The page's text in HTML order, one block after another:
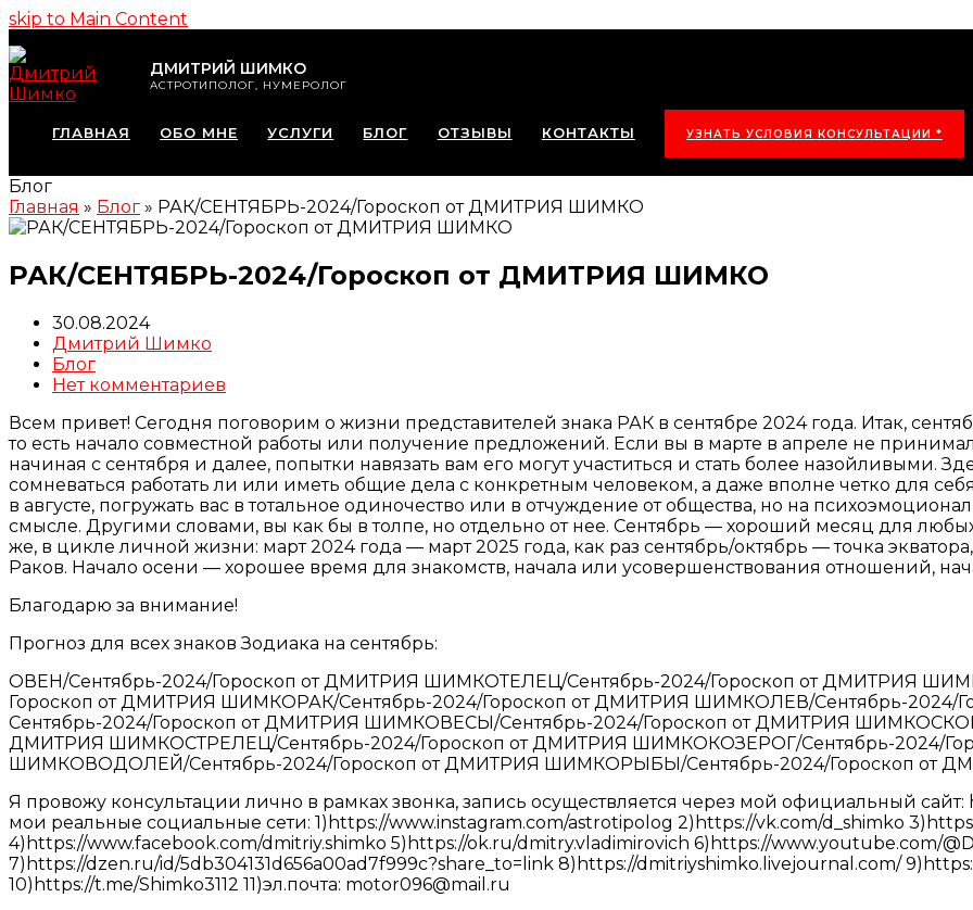
skip to Main Content
ДМИТРИЙ ШИМКО
АСТРОТИПОЛОГ, НУМЕРОЛОГ
ГЛАВНАЯ ОБО МНЕ УСЛУГИ БЛОГ ОТЗЫВЫ КОНТАКТЫ УЗНАТЬ УСЛОВИЯ КОНСУЛЬТАЦИИ *
Блог
Главная » Блог » РАК/СЕНТЯБРЬ-2024/Гороскоп от ДМИТРИЯ ШИМКО
РАК/СЕНТЯБРЬ-2024/Гороскоп от ДМИТРИЯ ШИМКО
30.08.2024
Дмитрий Шимко
Блог
Нет комментариев
Всем привет! Сегодня поговорим о жизни представителей знака РАК в сентябре 2024 года. Итак,
то есть начало совместной работы или получение предложений. Если вы в марте в апреле не
начиная с сентября и далее, попытки навязать вам его могут участиться и стать более назойливыми.
сомневаться работать ли или иметь общие дела с конкретным человеком, а даже вполне четко для
в августе, погружать вас в тотальное одиночество или в отчуждение от общества, но на
смысле. Другими словами, вы как бы в толпе, но отдельно от нее. Сентябрь — хороший месяц для
же, в цикле личной жизни: март 2024 года — март 2025 года, как раз сентябрь/октябрь — точка
Раков. Начало осени — хорошее время для знакомств, начала или усовершенствования отношений,
Благодарю за внимание!
Прогноз для всех знаков Зодиака на сентябрь:
ОВЕН/Сентябрь-2024/Гороскоп от ДМИТРИЯ ШИМКОТЕЛЕЦ/Сентябрь-2024/Гороскоп от ДМИТРИЯ
Гороскоп от ДМИТРИЯ ШИМКОРАК/Сентябрь-2024/Гороскоп от ДМИТРИЯ ШИМКОЛЕВ/Сентябрь-
Сентябрь-2024/Гороскоп от ДМИТРИЯ ШИМКОВЕСЫ/Сентябрь-2024/Гороскоп от ДМИТРИЯ
ДМИТРИЯ ШИМКОСТРЕЛЕЦ/Сентябрь-2024/Гороскоп от ДМИТРИЯ ШИМКОКОЗЕРОГ/Сентябрь-2024/
ШИМКОВОДОЛЕЙ/Сентябрь-2024/Гороскоп от ДМИТРИЯ ШИМКОРЫБЫ/Сентябрь-2024/Гороскоп от
Я провожу консультации лично в рамках звонка, запись осуществляется через мой официальный
мои реальные социальные сети: 1)https://www.instagram.com/astrotipolog 2)https://vk.com/d_shimko
4)https://www.facebook.com/dmitriy.shimko 5)https://ok.ru/dmitry.vladimirovich 6)https://www.youtube.com/
7)https://dzen.ru/id/5db304131d656a00ad7f999c?share_to=link 8)https://dmitriyshimko.livejournal.com/
10)https://t.me/Shimko3112 11)эл.почта: motor096@mail.ru